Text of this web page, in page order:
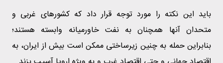
باید این نکته را مورد توجه قرار داد که کشورهای غربی و
متحدان آنها همچنان به نفت خاورمیانه وابسته هستند؛
بنابراین حمله به چنین زیرساختی ممکن است بیش از ایران، به